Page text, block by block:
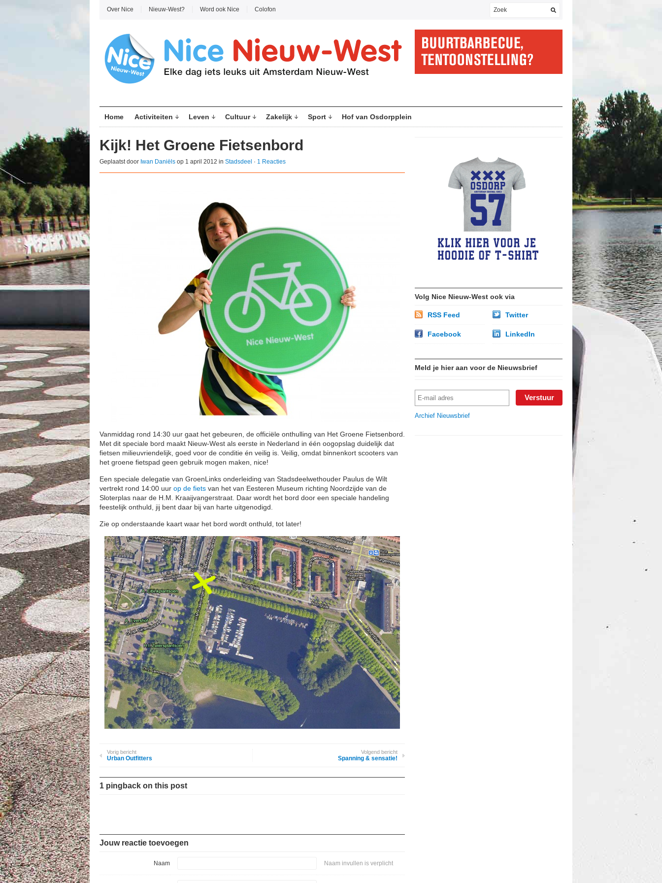
Over Nice Nieuw-West? Word ook Nice Colofon
Home Activiteiten Leven Cultuur Zakelijk Sport Hof van Osdorpplein
Kijk! Het Groene Fietsenbord
Geplaatst door Iwan Daniëls op 1 april 2012 in Stadsdeel · 1 Reacties
Vanmiddag rond 14:30 uur gaat het gebeuren, de officiële onthulling van Het Groene Fietsenbord.
Met dit speciale bord maakt Nieuw-West als eerste in Nederland in één oogopslag duidelijk dat
fietsen milieuvriendelijk, goed voor de conditie én veilig is. Veilig, omdat binnenkort scooters van
het groene fietspad geen gebruik mogen maken, nice!
Een speciale delegatie van GroenLinks onderleiding van Stadsdeelwethouder Paulus de Wilt
vertrekt rond 14:00 uur op de fiets van het van Eesteren Museum richting Noordzijde van de
Sloterplas naar de H.M. Kraaijvangerstraat. Daar wordt het bord door een speciale handeling
feestelijk onthuld, jij bent daar bij van harte uitgenodigd.
Zie op onderstaande kaart waar het bord wordt onthuld, tot later!
Vorig bericht
Urban Outfitters
Volgend bericht
Spanning & sensatie!
1 pingback on this post
Jouw reactie toevoegen
Naam Naam invullen is verplicht
Volg Nice Nieuw-West ook via
RSS Feed Twitter
Facebook LinkedIn
Meld je hier aan voor de Nieuwsbrief
Archief Nieuwsbrief